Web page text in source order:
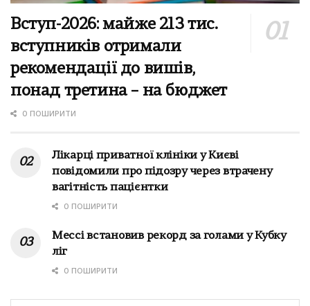
Вступ-2026: майже 213 тис.
вступників отримали
рекомендації до вишів,
понад третина – на бюджет
0 ПОШИРИТИ
Лікарці приватної клініки у Києві
повідомили про підозру через втрачену
вагітність пацієнтки
0 ПОШИРИТИ
Мессі встановив рекорд за голами у Кубку
ліг
0 ПОШИРИТИ